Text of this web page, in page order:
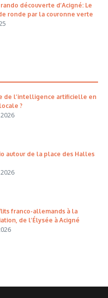
découverte d’Acigné: Le
ronde par la couronne verte
de l’intelligence artificielle en
?
autour de la place des Halles
franco-allemands à la
de l’Élysée à Acigné